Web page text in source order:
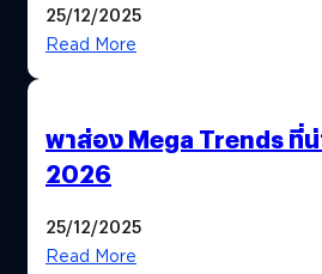
25/12/2025
Read More
พาส่อง Mega Trends ที่
2026
25/12/2025
Read More